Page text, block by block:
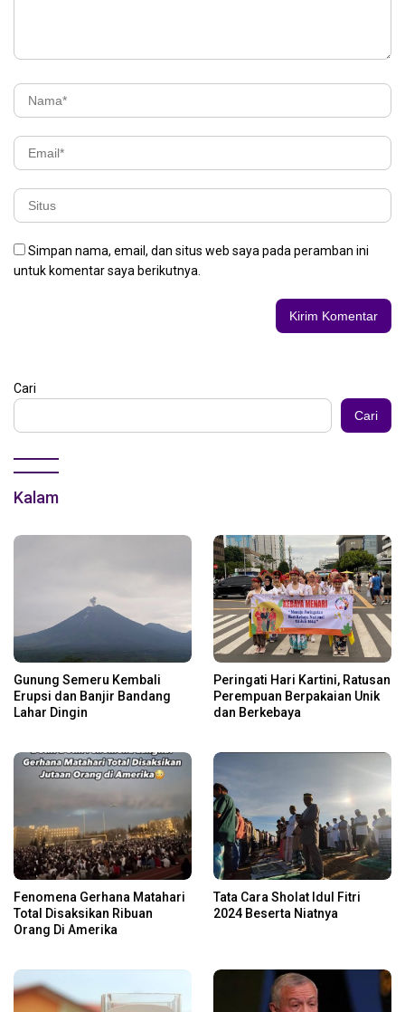
Simpan nama, email, dan situs web saya pada peramban ini
untuk komentar saya berikutnya.
Cari
Cari
Kalam
Gunung Semeru Kembali
Erupsi dan Banjir Bandang
Lahar Dingin
Peringati Hari Kartini, Ratusan
Perempuan Berpakaian Unik
dan Berkebaya
Fenomena Gerhana Matahari
Total Disaksikan Ribuan
Orang Di Amerika
Tata Cara Sholat Idul Fitri
2024 Beserta Niatnya